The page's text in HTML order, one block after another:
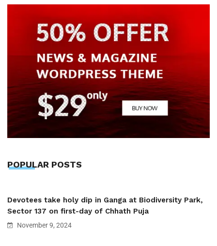
POPULAR POSTS
Devotees take holy dip in Ganga at Biodiversity Park,
Sector 137 on first-day of Chhath Puja
November 9, 2024